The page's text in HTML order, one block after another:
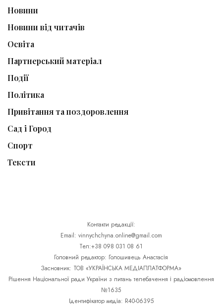
Новини
Новини від читачів
Освіта
Партнерський матеріал
Події
Політика
Привітання та поздоровлення
Сад і Город
Спорт
Тексти
Контакти редакції:
Email: vinnychchyna.online@gmail.com
Тел:+38 098 031 08 61
Головний редактор: Голошивець Анастасія
Засновник: ТОВ «УКРАЇНСЬКА МЕДІАПЛАТФОРМА»
Рішення Національної ради України з питань телебачення і радіомовлення
№1635
Ідентифікатор медіа: R40-06395